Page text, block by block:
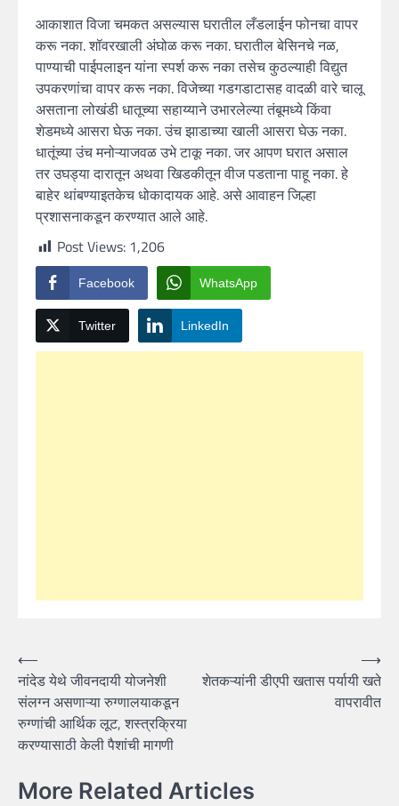
आकाशात विजा चमकत असल्यास घरातील लँडलाईन फोनचा वापर
करू नका. शॉवरखाली अंघोळ करू नका. घरातील बेसिनचे नळ,
पाण्याची पाईपलाइन यांना स्पर्श करू नका तसेच कुठल्याही विद्युत
उपकरणांचा वापर करू नका. विजेच्या गडगडाटासह वादळी वारे चालू
असताना लोखंडी धातूच्या सहाय्याने उभारलेल्या तंबूमध्ये किंवा
शेडमध्ये आसरा घेऊ नका. उंच झाडाच्या खाली आसरा घेऊ नका.
धातूंच्या उंच मनोऱ्याजवळ उभे टाकू नका. जर आपण घरात असाल
तर उघड्या दारातून अथवा खिडकीतून वीज पडताना पाहू नका. हे
बाहेर थांबण्याइतकेच धोकादायक आहे. असे आवाहन जिल्हा
प्रशासनाकडून करण्यात आले आहे.
Post Views: 1,206
Facebook WhatsApp
Twitter LinkedIn
Post
navigation
⟵
नांदेड येथे जीवनदायी योजनेशी
संलग्न असणाऱ्या रुग्णालयाकडून
रुग्णांची आर्थिक लूट, शस्त्रक्रिया
करण्यासाठी केली पैशांची मागणी
शेतकऱ्यांनी डीएपी खतास पर्यायी खते
वापरावीत
⟶
More Related Articles